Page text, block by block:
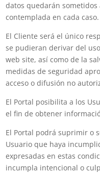
datos quedarán
contemplada en cada caso.
El Cliente será el único
se pudieran derivar del
web site, así como de la
medidas de seguridad
acceso o difusión no
El Portal posibilita a los
el fin de obtener
El Portal podrá suprimir o
Usuario que haya
expresadas en estas
incumpla intencional o